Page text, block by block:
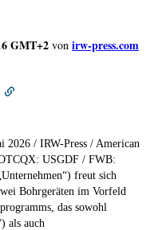
GMT+2 von irw-press.com
2026 / IRW-Press / American
USGDF / FWB:
Unternehmen“) freut sich
Bohrgeräten im Vorfeld
das sowohl
als auch